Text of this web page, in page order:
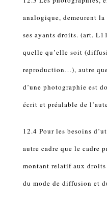
analogique, demeurent
ses ayants droits. (art.
quelle qu’elle soit
reproduction…), autre
d’une photographie est
écrit et préalable de
12.4 Pour les besoins
autre cadre que le cadre
montant relatif aux droits
du mode de diffusion et